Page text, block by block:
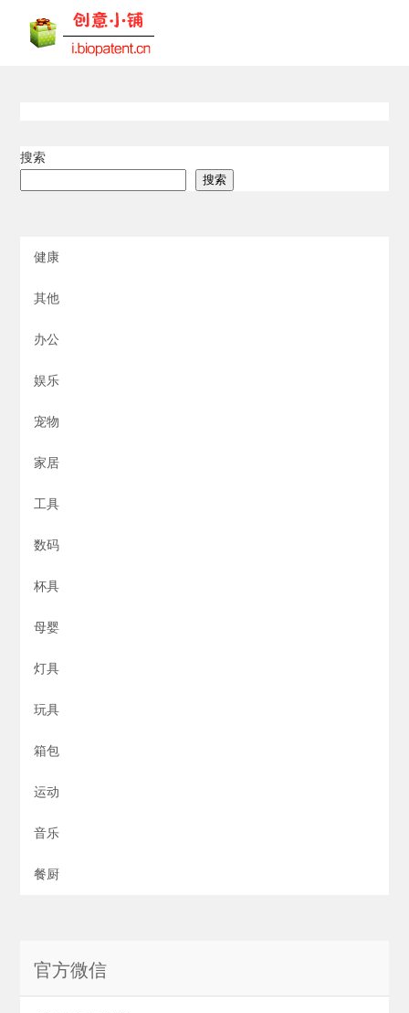
搜索
搜索
健康
其他
办公
娱乐
宠物
家居
工具
数码
杯具
母婴
灯具
玩具
箱包
运动
音乐
餐厨
官方微信